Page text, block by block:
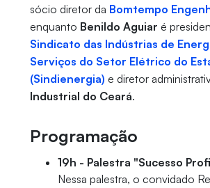
sócio diretor da Bomtempo
enquanto Benildo Aguiar é
Sindicato das Indústrias de
Serviços do Setor Elétrico do
(Sindienergia) e diretor
Industrial do Ceará.
Programação
19h - Palestra "Sucesso
Nessa palestra, o convidado